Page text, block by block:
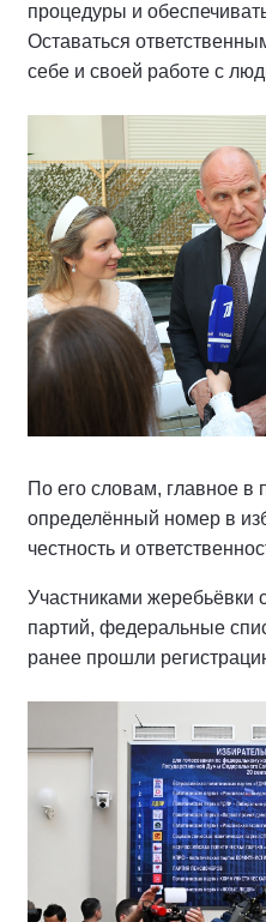
процедуры и
Оставаться
себе и своей работе с
По его словам, главное в
определённый номер в
честность и
Участниками жеребьёвки
партий, федеральные
ранее прошли